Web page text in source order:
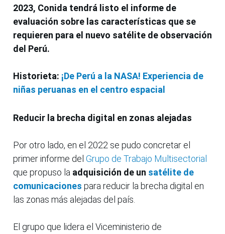
2023, Conida tendrá listo el informe de
evaluación sobre las características que se
requieren para el nuevo satélite de observación
del Perú.
Historieta: ¡De Perú a la NASA! Experiencia de
niñas peruanas en el centro espacial
Reducir la brecha digital en zonas alejadas
Por otro lado, en el 2022 se pudo concretar el
primer informe del Grupo de Trabajo Multisectorial
que propuso la adquisición de un satélite de
comunicaciones para reducir la brecha digital en
las zonas más alejadas del país.
El grupo que lidera el Viceministerio de